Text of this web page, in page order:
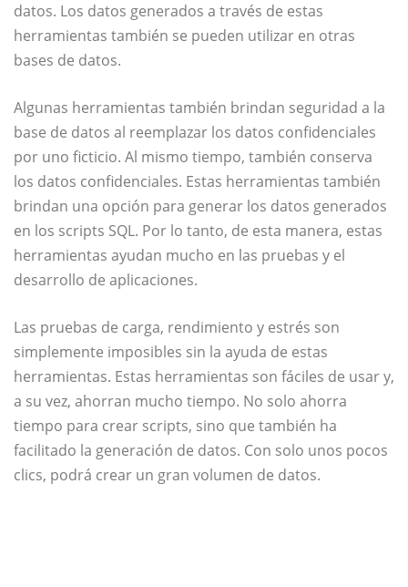
datos. Los datos generados a través de estas
herramientas también se pueden utilizar en otras
bases de datos.
Algunas herramientas también brindan seguridad a la
base de datos al reemplazar los datos confidenciales
por uno ficticio. Al mismo tiempo, también conserva
los datos confidenciales. Estas herramientas también
brindan una opción para generar los datos generados
en los scripts SQL. Por lo tanto, de esta manera, estas
herramientas ayudan mucho en las pruebas y el
desarrollo de aplicaciones.
Las pruebas de carga, rendimiento y estrés son
simplemente imposibles sin la ayuda de estas
herramientas. Estas herramientas son fáciles de usar y,
a su vez, ahorran mucho tiempo. No solo ahorra
tiempo para crear scripts, sino que también ha
facilitado la generación de datos. Con solo unos pocos
clics, podrá crear un gran volumen de datos.